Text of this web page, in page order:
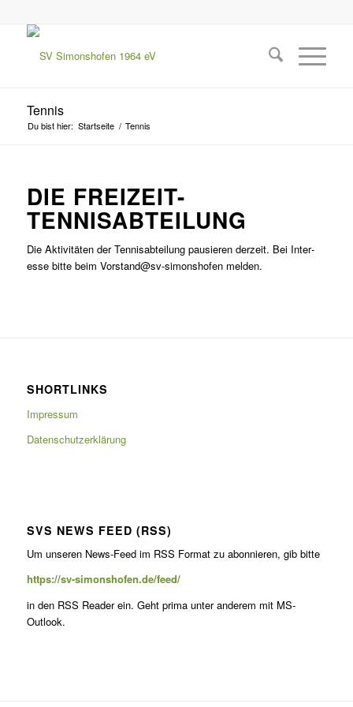
Tennis
Du bist hier: Startseite / Tennis
DIE FREIZEIT-
TENNISABTEILUNG
Die Aktiv­itäten der Ten­nis­abteilung pausieren derzeit. Bei Inter­
esse bitte beim Vorstand@sv-simonshofen melden.
SHORTLINKS
Impressum
Datenschutzerklärung
SVS NEWS FEED (RSS)
Um unseren News-Feed im RSS For­mat zu abon­nieren, gib bitte
https://sv-simonshofen.de/feed/
in den RSS Read­er ein. Geht pri­ma unter anderem mit MS-
Outlook.